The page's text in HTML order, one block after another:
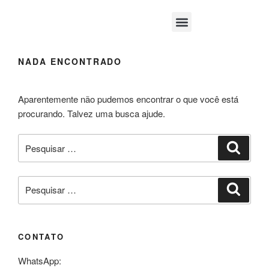
NADA ENCONTRADO
Aparentemente não pudemos encontrar o que você está
procurando. Talvez uma busca ajude.
CONTATO
WhatsApp: